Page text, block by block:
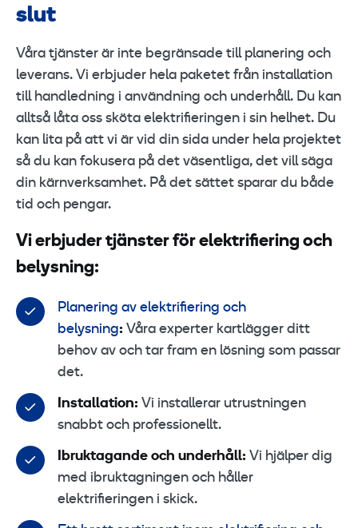
slut
Våra tjänster är inte begränsade till planering och
leverans. Vi erbjuder hela paketet från installation
till handledning i användning och underhåll. Du kan
alltså låta oss sköta elektrifieringen i sin helhet. Du
kan lita på att vi är vid din sida under hela projektet
så du kan fokusera på det väsentliga, det vill säga
din kärnverksamhet. På det sättet sparar du både
tid och pengar.
Vi erbjuder tjänster för elektrifiering och
belysning:
Planering av elektrifiering och
belysning: Våra experter kartlägger ditt
behov av och tar fram en lösning som passar
det.
Installation: Vi installerar utrustningen
snabbt och professionellt.
Ibruktagande och underhåll: Vi hjälper dig
med ibruktagningen och håller
elektrifieringen i skick.